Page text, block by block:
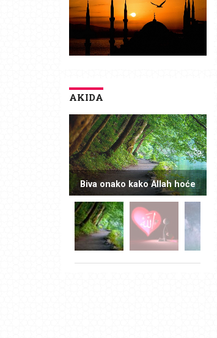
AKIDA
Biva onako kako Allah hoće